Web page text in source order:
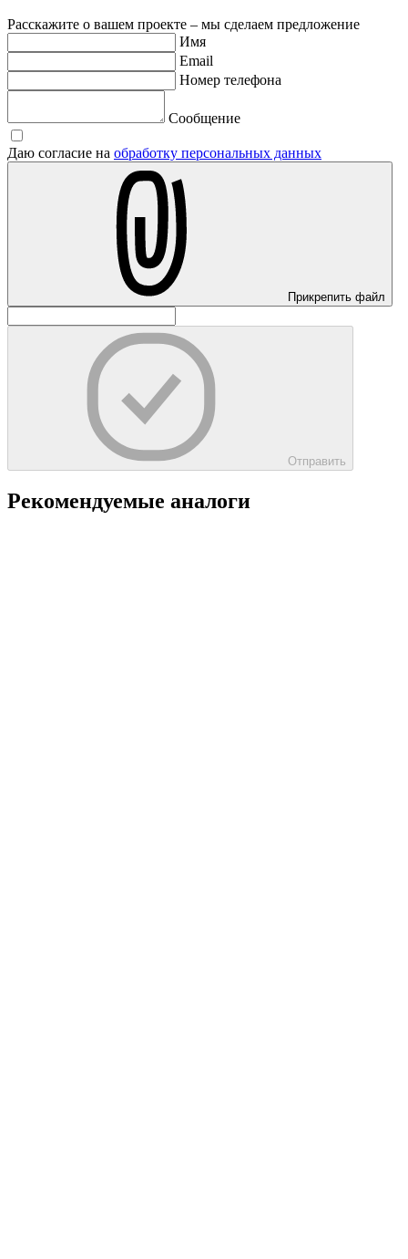
Расскажите о вашем проекте – мы сделаем предложение
Имя
Email
Номер телефона
Сообщение
Даю согласие на обработку персональных данных
Прикрепить файл
Отправить
Рекомендуемые аналоги